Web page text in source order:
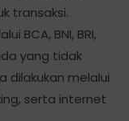
transaksi.
BCA, BNI, BRI,
yang tidak
dilakukan melalui
serta internet